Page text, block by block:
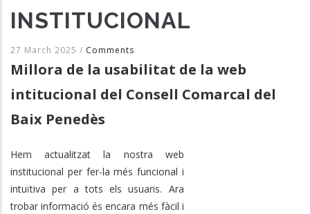
INSTITUCIONAL
27 March 2025 / Comments
Millora de la usabilitat de la web
intitucional del Consell Comarcal del
Baix Penedès
Hem actualitzat la nostra web
institucional per fer-la més funcional i
intuïtiva per a tots els usuaris. Ara
trobar informació és encara més fàcil i